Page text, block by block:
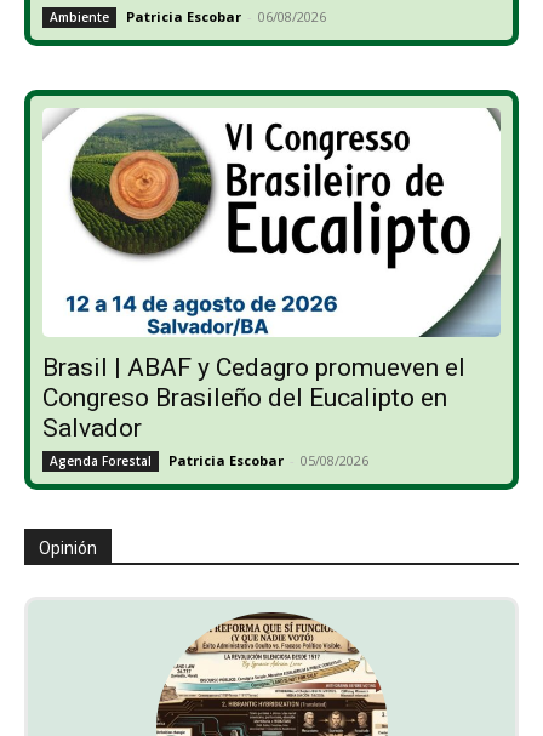
Ambiente Patricia Escobar - 06/08/2026
Brasil | ABAF y Cedagro promueven el
Congreso Brasileño del Eucalipto en
Salvador
Agenda Forestal Patricia Escobar - 05/08/2026
Opinión